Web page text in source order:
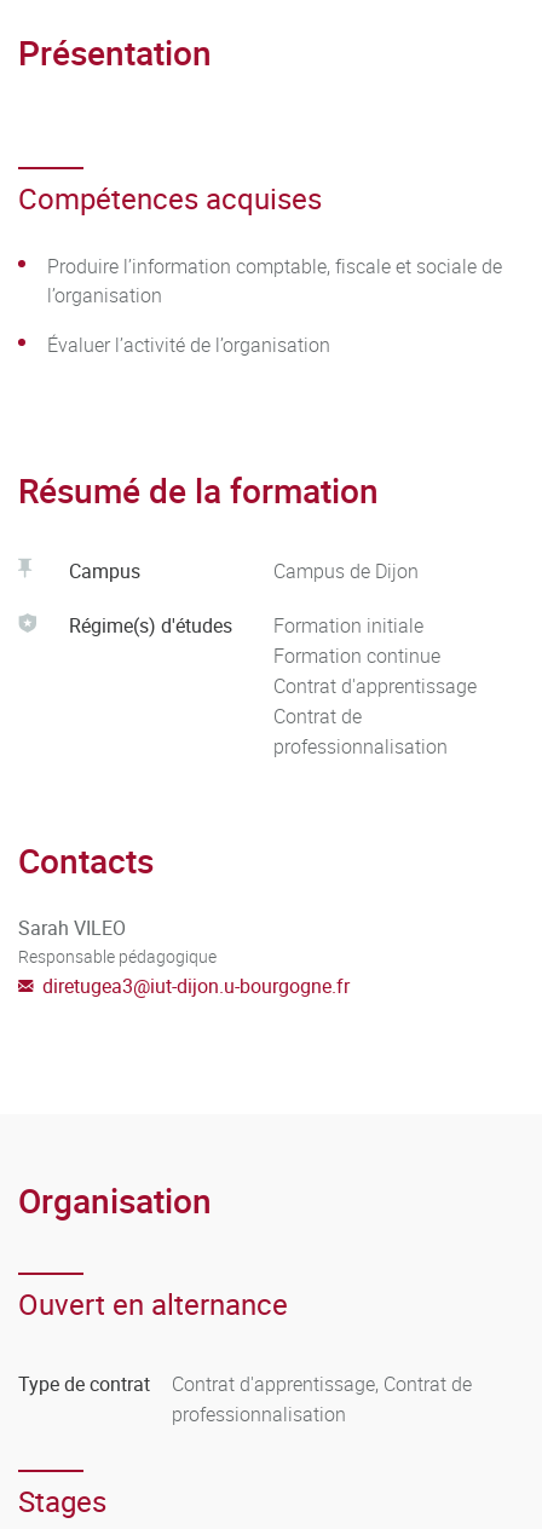
Présentation
Compétences acquises
Produire l’information comptable, fiscale et sociale de
l’organisation
Évaluer l’activité de l’organisation
Résumé de la formation
Campus Campus de Dijon
Régime(s) d'études
Formation initiale
Formation continue
Contrat d'apprentissage
Contrat de
professionnalisation
Contacts
Sarah VILEO
Responsable pédagogique
diretugea3@iut-dijon.u-bourgogne.fr
Organisation
Ouvert en alternance
Type de contrat
Contrat d'apprentissage, Contrat de
professionnalisation
Stages